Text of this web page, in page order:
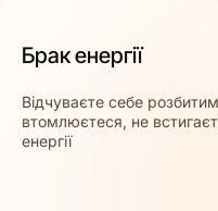
Брак енергії
Відчуваєте себе
втомлюєтеся, не
енергії